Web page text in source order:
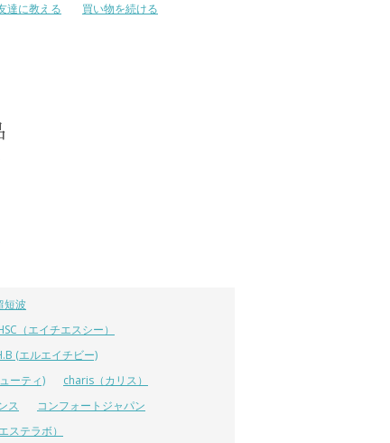
達に教える
買い物を続ける
短波
（エイチエスシー）
(エルエイチビー)
ーティ)
charis（カリス）
ス
コンフォートジャパン
ステラボ）